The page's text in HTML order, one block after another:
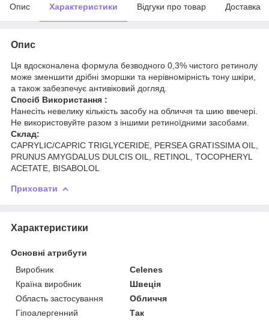
Опис Характеристики Відгуки про товар Доставка
Опис
Ця вдосконалена формула безводного 0,3% чистого ретинолу
може зменшити дрібні зморшки та нерівномірність тону шкіри,
а також забезпечує антивіковий догляд.
Спосіб Використання :
Нанесіть невелику кількість засобу на обличчя та шию ввечері.
Не використовуйте разом з іншими ретиноїдними засобами.
Склад:
CAPRYLIC/CAPRIC TRIGLYCERIDE, PERSEA GRATISSIMA OIL,
PRUNUS AMYGDALUS DULCIS OIL, RETINOL, TOCOPHERYL
ACETATE, BISABOLOL
Приховати
Характеристики
Основні атрибути
Виробник
Celenes
Країна виробник
Швеція
Область застосування
Обличчя
Гіпоалергенний
Так